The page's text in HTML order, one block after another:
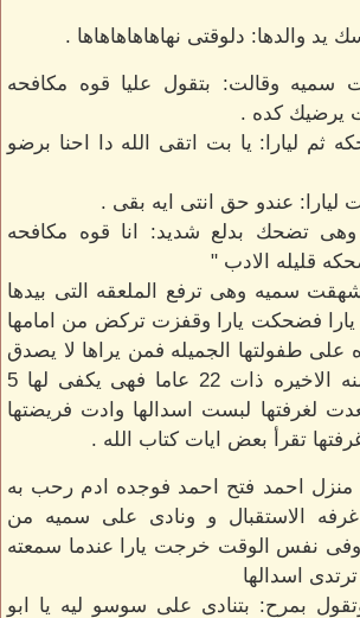
يد والدها: دلوقتى نهاهاهاهاهاها .
وقالت: بتقول عليا قوه مكافحه
يرضيك كده .
ثم ليارا: يا بت اتقى الله دا احنا برضو
عندو حق انتى ايه بقى .
وهى تضحك بدلع شديد: انا قوه مكافحه
قليله الادب "
سميه وهى ترفع الملعقه التى بيدها
فضحكت يارا وقفزت تركض من امامها
طفولتها الجميله فمن يراها لا يصدق
انها دكتوره فى السنه الاخيره ذات 22 عاما فهى يكفى لها 5
لغرفتها لبست اسدالها وادت فريضتها
تقرأ بعض ايات كتاب الله .
احمد فتح احمد فوجده ادم رحب به
الاستقبال و ونادى على سميه من
نفس الوقت خرجت يارا عندما سمعته
اسدالها
بمرح: بتنادى على سوسو ليه يا ابو